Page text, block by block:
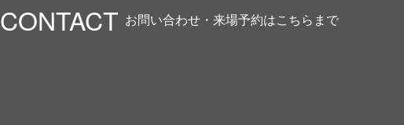
CONTACT お問い合わせ・来場予約はこちらまで